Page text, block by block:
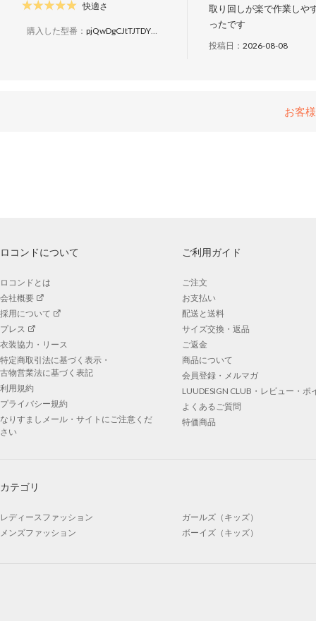
快適さ
購入した型番： pjQwDgCJtTJTDYLHEk2yed
取り回しが楽で作業しや
ったです
投稿日： 2026-08-08
お客
ロコンドについて
ロコンドとは
会社概要
採用について
プレス
衣装協力・リース
特定商取引法に基づく表示・
古物営業法に基づく表記
利用規約
プライバシー規約
なりすましメール・サイトにご注意くだ
さい
ご利用ガイド
ご注文
お支払い
配送と送料
サイズ交換・返品
ご返金
商品について
会員登録・メルマガ
LUUDESIGN CLUB・レビュー・ポ
よくあるご質問
特価商品
カテゴリ
レディースファッション
メンズファッション
ガールズ（キッズ）
ボーイズ（キッズ）